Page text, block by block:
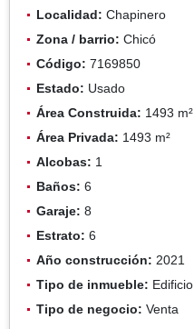
Localidad: Chapinero
Zona / barrio: Chicó
Código: 7169850
Estado: Usado
Área Construida: 1493 m²
Área Privada: 1493 m²
Alcobas: 1
Baños: 6
Garaje: 8
Estrato: 6
Año construcción: 2021
Tipo de inmueble: Edificio
Tipo de negocio: Venta